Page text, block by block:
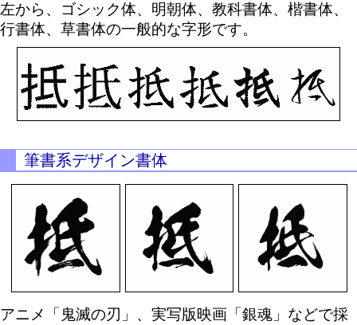
左から、ゴシック体、明朝体、教科書体、楷書体、
行書体、草書体の一般的な字形です。
筆書系デザイン書体
アニメ「鬼滅の刃」、実写版映画「銀魂」などで採